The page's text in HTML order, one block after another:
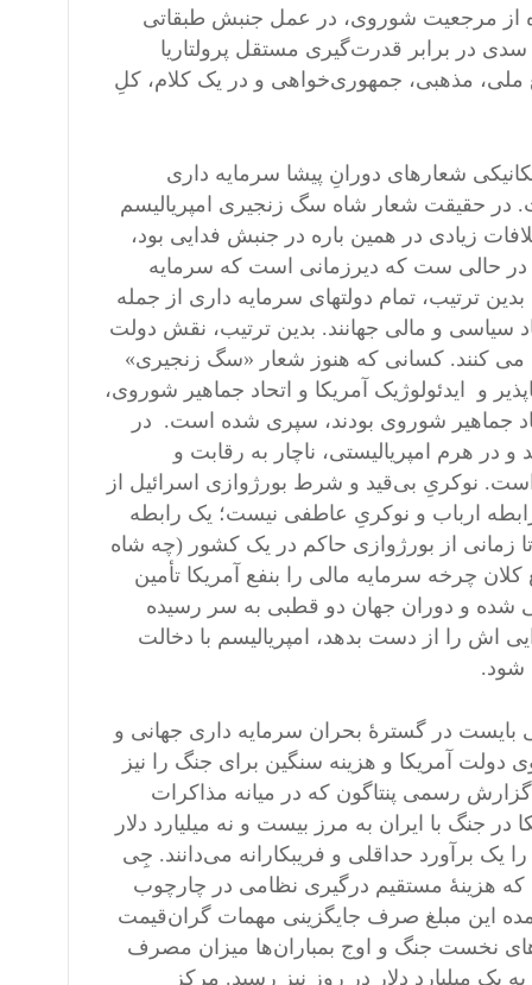
از مرجعیت شوروی، در عمل جنبش طبقاتی
سدی در برابر قدرت‌گیری مستقل پرولتاریا
ملی، مذهبی، جمهوری‌خواهی و در یک کلام، کلِ
شعارهای دورانِ پیشا سرمایه داری
در حقیقت شعار شاه سگ زنجیری امپریالیسم
زیادی در همین باره در جنبش فدایی بود،
در حالی ست که دیرزمانی است که سرمایه
ترتیب، تمام دولتهای سرمایه داری از جمله
سیاسی و مالی جهانند. بدین ترتیب، نقش دولت
می کنند. کسانی که هنوز شعار «سگ زنجیری»
و ایدئولوژیک آمریکا و اتحاد جماهیر شوروی،
جماهیر شوروی بودند، سپری شده است. در
و در هرم امپریالیستی، ناچار به رقابت و
است. نوکریِ بی‌قید و شرط بورژوازی اسرائیل از
ارباب و نوکریِ عاطفی نیست؛ یک رابطه
زمانی از بورژوازی حاکم در یک کشور (چه شاه
چرخه سرمایه مالی را بنفع آمریکا تأمین
شده و دوران جهان دو قطبی به سر رسیده
اش را از دست بدهد، امپریالیسم با دخالت
شود.
بایست در گسترۀ بحران سرمایه داری جهانی و
آمریکا و هزینه سنگین برای جنگ را نیز
رسمی پنتاگون که در میانه مذاکرات
با ایران به مرز بیست و نه میلیارد دلار
برآورد حداقلی و فریبکارانه می‌دانند. جِی
هزینۀ مستقیم درگیری نظامی در چارچوب
این مبلغ صرف جایگزینی مهمات گران‌قیمت
نخست جنگ و اوج بمباران‌ها میزان مصرف
میلیارد دلار در روز نیز رسید. مرکز